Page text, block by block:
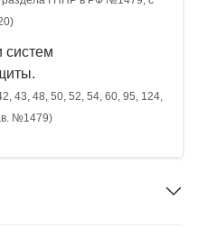
систем
43, 48, 50, 52, 54, 60, 95, 124,
№1479)